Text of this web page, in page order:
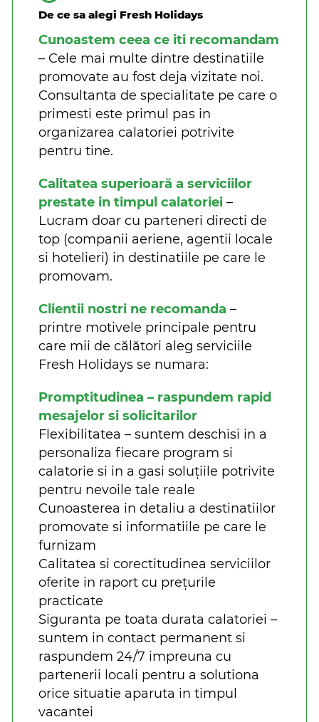
De ce sa alegi Fresh Holidays
Cunoastem ceea ce iti recomandam
– Cele mai multe dintre destinatiile
promovate au fost deja vizitate noi.
Consultanta de specialitate pe care o
primesti este primul pas in
organizarea calatoriei potrivite
pentru tine.
Calitatea superioară a serviciilor
prestate in timpul calatoriei –
Lucram doar cu parteneri directi de
top (companii aeriene, agentii locale
si hotelieri) in destinatiile pe care le
promovam.
Clientii nostri ne recomanda –
printre motivele principale pentru
care mii de călători aleg serviciile
Fresh Holidays se numara:
Promptitudinea – raspundem rapid
mesajelor si solicitarilor
Flexibilitatea – suntem deschisi in a
personaliza fiecare program si
calatorie si in a gasi soluțiile potrivite
pentru nevoile tale reale
Cunoasterea in detaliu a destinatiilor
promovate si informatiile pe care le
furnizam
Calitatea si corectitudinea serviciilor
oferite in raport cu prețurile
practicate
Siguranta pe toata durata calatoriei –
suntem in contact permanent si
raspundem 24/7 impreuna cu
partenerii locali pentru a solutiona
orice situatie aparuta in timpul
vacantei